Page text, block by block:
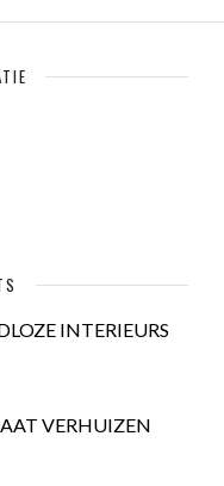
INTERIEURS
VERHUIZEN